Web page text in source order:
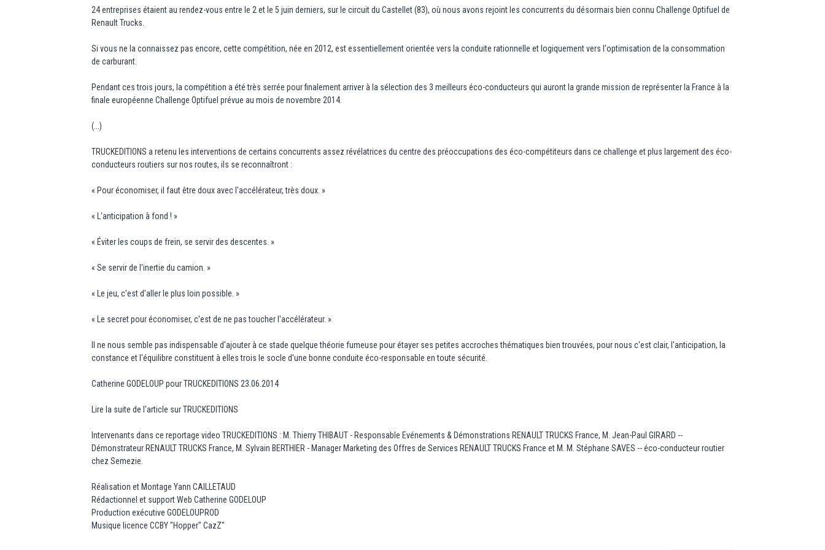
24 entreprises étaient au rendez-vous entre le 2 et le 5 juin derniers, sur le circuit du Castellet (83), où nous avons rejoint les concurrents du désormais bien connu Challenge Optifuel de
Renault Trucks.
Si vous ne la connaissez pas encore, cette compétition, née en 2012, est essentiellement orientée vers la conduite rationnelle et logiquement vers l'optimisation de la consommation
de carburant.
Pendant ces trois jours, la compétition a été très serrée pour finalement arriver à la sélection des 3 meilleurs éco-conducteurs qui auront la grande mission de représenter la France à la
finale européenne Challenge Optifuel prévue au mois de novembre 2014.
(...)
TRUCKEDITIONS a retenu les interventions de certains concurrents assez révélatrices du centre des préoccupations des éco-compétiteurs dans ce challenge et plus largement des éco-
conducteurs routiers sur nos routes, ils se reconnaîtront :
« Pour économiser, il faut être doux avec l'accélérateur, très doux. »
« L'anticipation à fond ! »
« Éviter les coups de frein, se servir des descentes. »
« Se servir de l'inertie du camion. »
« Le jeu, c'est d'aller le plus loin possible. »
« Le secret pour économiser, c'est de ne pas toucher l'accélérateur. »
Il ne nous semble pas indispensable d'ajouter à ce stade quelque théorie fumeuse pour étayer ses petites accroches thématiques bien trouvées, pour nous c'est clair, l'anticipation, la
constance et l'équilibre constituent à elles trois le socle d'une bonne conduite éco-responsable en toute sécurité.
Catherine GODELOUP pour TRUCKEDITIONS 23.06.2014
Lire la suite de l'article sur TRUCKEDITIONS
Intervenants dans ce reportage video TRUCKEDITIONS : M. Thierry THIBAUT - Responsable Evénements & Démonstrations RENAULT TRUCKS France, M. Jean-Paul GIRARD --
Démonstrateur RENAULT TRUCKS France, M. Sylvain BERTHIER - Manager Marketing des Offres de Services RENAULT TRUCKS France et M. M. Stéphane SAVES -- éco-conducteur routier
chez Semezie.
Réalisation et Montage Yann CAILLETAUD
Rédactionnel et support Web Catherine GODELOUP
Production exécutive GODELOUPROD
Musique licence CCBY "Hopper" CazZ"